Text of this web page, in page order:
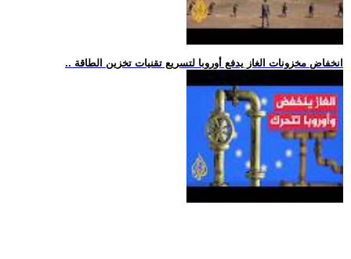
.. انخفاض مخزونات الغاز يدفع أوروبا لتسريع تقنيات تخزين الطاقة